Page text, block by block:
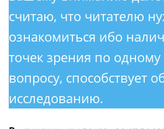
считаю, что читателю
ознакомиться ибо
точек зрения по
вопросу, способствует
исследованию.